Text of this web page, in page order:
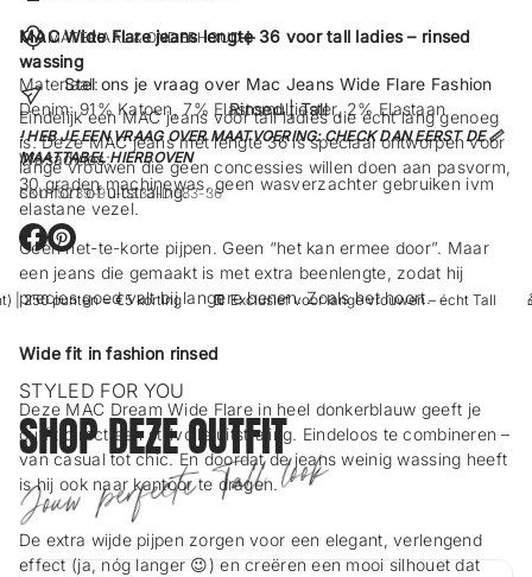
MAC Wide Flare jeans lengte 36 voor tall ladies – rinsed
wassing
Eindelijk een MAC jeans voor tall ladies die écht lang genoeg
is. Deze MAC jeans met lengte 36 is speciaal ontworpen voor
lange vrouwen die geen concessies willen doen aan pasvorm,
comfort of uitstraling.
Geen net-te-korte pijpen. Geen “het kan ermee door”. Maar
een jeans die gemaakt is met extra beenlengte, zodat hij
precies goed valt bij langere benen. Zoals het hoort.
Wide fit in fashion rinsed
Deze MAC Dream Wide Flare in heel donkerblauw geeft je
outfit direct een stijlvolle uitstraling. Eindeloos te combineren –
van casual tot chic. En doordat de jeans weinig wassing heeft
is hij ook naar kantoor te dragen.
De extra wijde pijpen zorgen voor een elegant, verlengend
effect (ja, nóg langer 😉) en creëren een mooi silhouet dat
MATERIAAL & ONDERHOUD
Materiaal:
Denim: 91% Katoen, 7% Elastomultiester, 2% Elastaan
Wasadvies:
30 graden machinewas, geen wasverzachter gebruiken ivm
elastane vezel.
Stel ons je vraag over Mac Jeans Wide Flare Fashion
Rinsed | Tall
! HEB JE EEN VRAAG OVER MAATVOERING: CHECK DAN EERST DE 📏
MAATTABEL HIERBOVEN
SKU: 5239-90-0333-D683-36
O
e
n
n
e
n
n
i
u
w
s
c
h
O
e
n
n
e
n
n
i
u
w
c
h
250 punten = €5 korting 👖 Exclusief voor lange vrouwen – écht Tall
STYLED FOR YOU
SHOP DEZE OUTFIT
Jouw perfecte Tall look